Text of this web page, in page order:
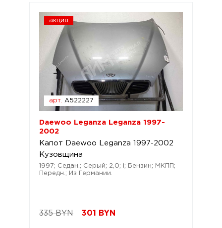
акция
арт. A522227
Daewoo Leganza Leganza 1997-
2002
Капот Daewoo Leganza 1997-2002
Кузовщина
1997; Седан.; Серый; 2,0; i; Бензин; МКПП;
Передн.; Из Германии.
335 BYN 301 BYN